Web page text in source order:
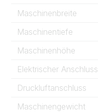
Maschinenbreite
Maschinentiefe
Maschinenhöhe
Elektrischer Anschluss
Druckluftanschluss
Maschinengewicht